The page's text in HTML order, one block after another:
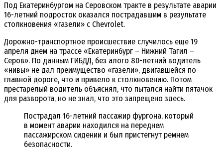
Под Екатеринбургом на Серовском тракте в результате аварии
16-летний подросток оказался пострадавшим в результате
столкновения «газели» с Chevrolet.
Дорожно-транспортное происшествие случилось еще 19
апреля днем на трассе «Екатеринбург – Нижний Тагил –
Серов». По данным ГИБДД, без алого 80-летний водитель
«нивы» не дал преимущество «газели», двигавшейся по
главной дороге, что и привело к столкновению. Потом
престарелый водитель объяснял, что пытался найти пятачок
для разворота, но не знал, что это запрещено здесь.
Пострадал 16-летний пассажир фургона, который
в момент аварии находился на переднем
пассажирском сидении и был пристегнут ремнем
безопасности.